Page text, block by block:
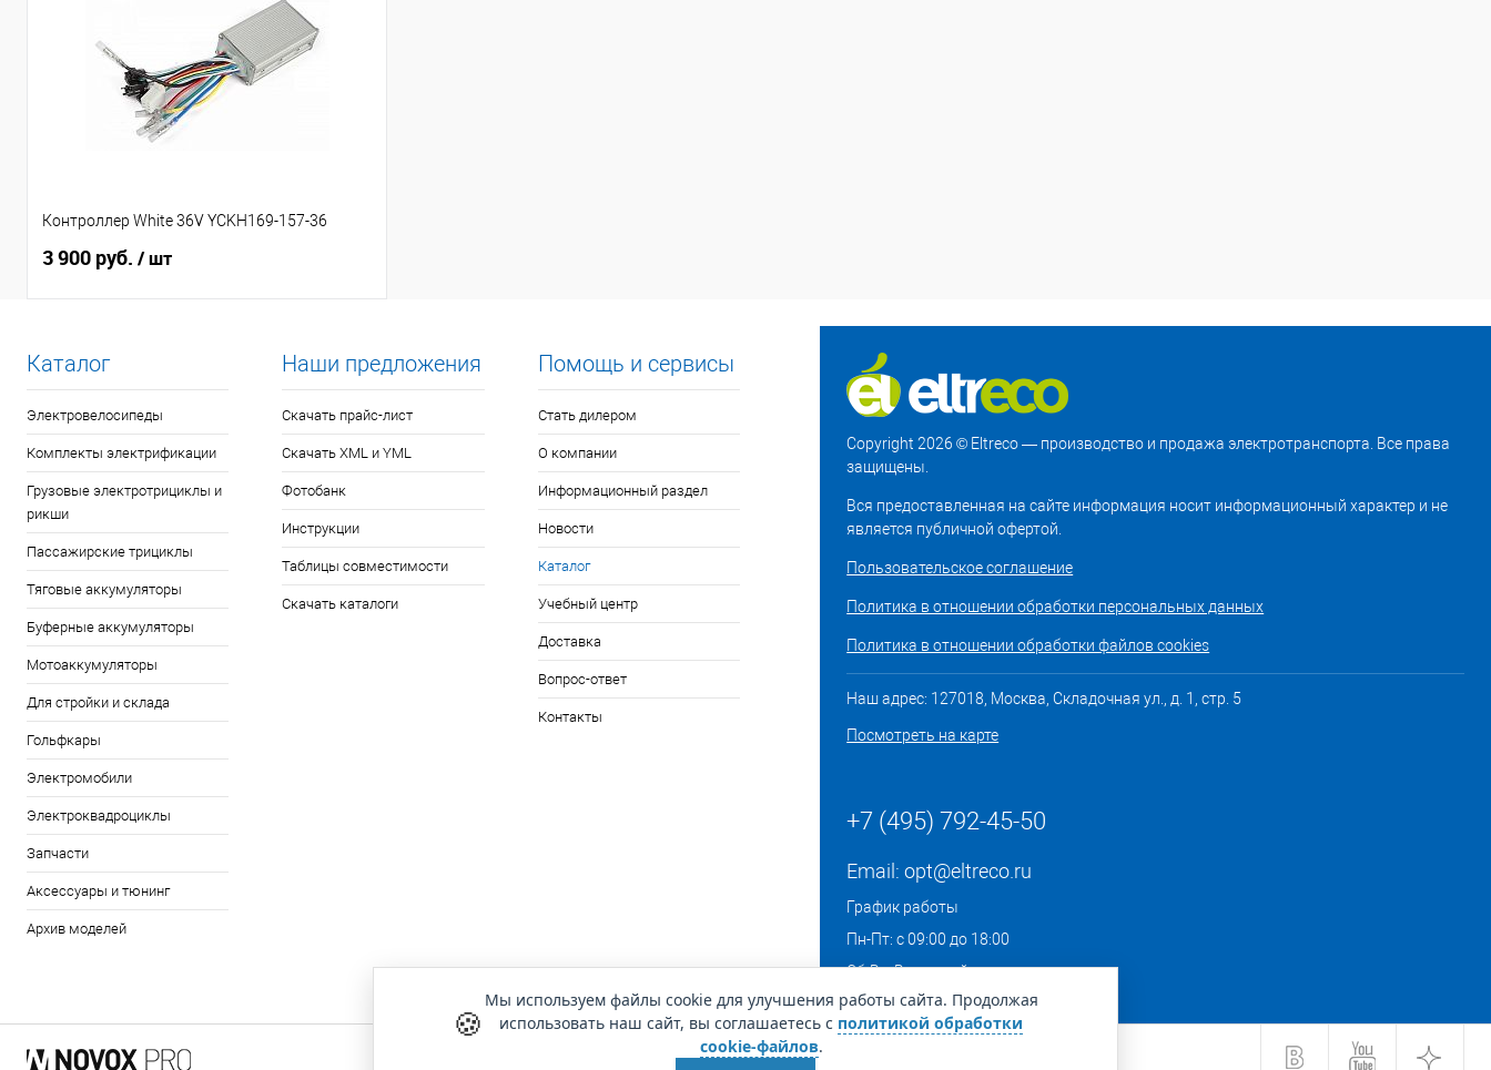
Контроллер White 36V YCKH169-157-36
3 900 руб. / шт
Каталог
Электровелосипеды
Комплекты электрификации
Грузовые электротрициклы и
рикши
Пассажирские трициклы
Тяговые аккумуляторы
Буферные аккумуляторы
Мотоаккумуляторы
Для стройки и склада
Гольфкары
Электромобили
Электроквадроциклы
Запчасти
Аксессуары и тюнинг
Архив моделей
Наши предложения
Скачать прайс-лист
Скачать XML и YML
Фотобанк
Инструкции
Таблицы совместимости
Скачать каталоги
Помощь и сервисы
Стать дилером
О компании
Информационный раздел
Новости
Каталог
Учебный центр
Доставка
Вопрос-ответ
Контакты
Copyright 2026 © Eltreco — производство и продажа электротранспорта. Все права
защищены.
Вся предоставленная на сайте информация носит информационный характер и не
является публичной офертой.
Пользовательское соглашение
Политика в отношении обработки персональных данных
Политика в отношении обработки файлов cookies
Наш адрес: 127018, Москва, Складочная ул., д. 1, стр. 5
Посмотреть на карте
+7 (495) 792-45-50
Email:opt@eltreco.ru
График работы
Пн-Пт: с 09:00 до 18:00
Сб-Вс: Выходной
🍪
Мы используем файлы cookie для улучшения работы сайта. Продолжая
использовать наш сайт, вы соглашаетесь с политикой обработки
cookie-файлов.